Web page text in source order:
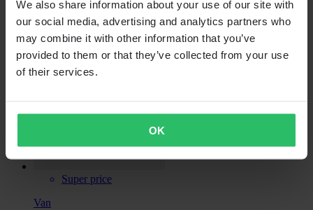
We also share information about your use of our site with
our social media, advertising and analytics partners who
may combine it with other information that you’ve
provided to them or that they’ve collected from your use
of their services.
OK
Super price
Van